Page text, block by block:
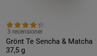
Grönt Te Sencha & Matcha
37,5 g
3 recensioner